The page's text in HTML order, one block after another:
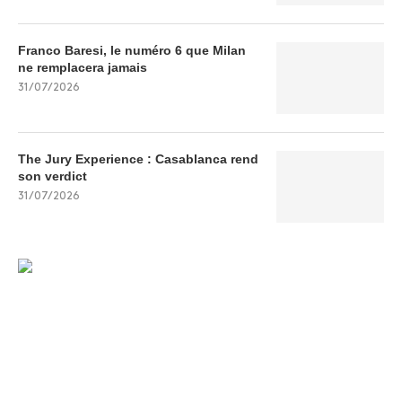
Franco Baresi, le numéro 6 que Milan
ne remplacera jamais
31/07/2026
The Jury Experience : Casablanca rend
son verdict
31/07/2026